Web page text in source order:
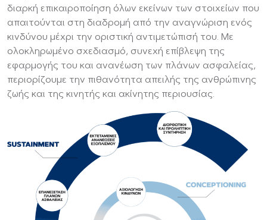
διαρκή επικαιροποίηση όλων εκείνων των στοιχείων που
απαιτούνται στη διαδρομή από την αναγνώριση ενός
κινδύνου μέχρι την οριστική αντιμετώπισή του. Με
ολοκληρωμένο σχεδιασμό, συνεχή επίβλεψη της
εφαρμογής του και ανανέωση των πλάνων ασφαλείας,
περιορίζουμε την πιθανότητα απειλής της ανθρώπινης
ζωής και της κινητής και ακίνητης περιουσίας.